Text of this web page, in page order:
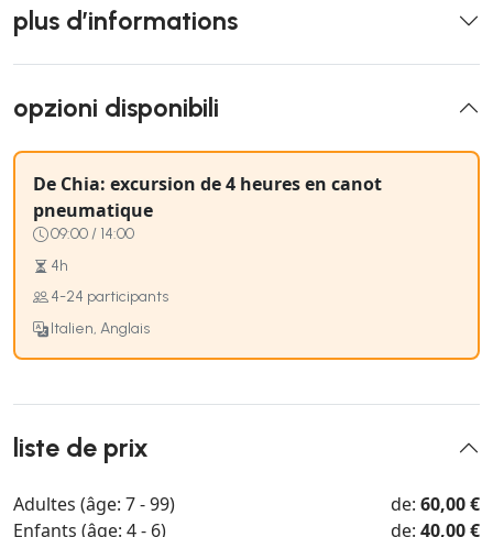
plus d’informations
opzioni disponibili
De Chia: excursion de 4 heures en canot
pneumatique
09:00 / 14:00
4h
4-24 participants
Italien, Anglais
liste de prix
Adultes (âge: 7 - 99) de: 60,00 €
Enfants (âge: 4 - 6)
de: 40,00 €